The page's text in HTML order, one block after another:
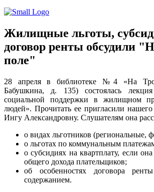
Жилищные льготы,
договор ренты обсудили
поле"
28 апреля в библиотеке №4 «На
Бабушкина, д. 135) состоялась
социальной поддержки в жилищном
людей». Прочитать ее пригласили
Ингу Александровну. Слушателям она
о видах льготников (региональные,
о льготах по коммунальным
о субсидиях на квартплату, если
общего дохода плательщиков;
об особенностях договора
содержанием.